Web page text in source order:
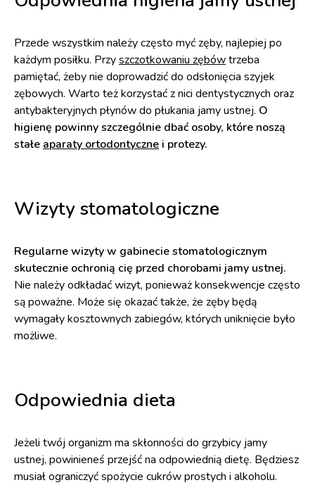
Przede wszystkim należy często myć zęby, najlepiej po
każdym posiłku. Przyszczotkowaniu zębówtrzeba
pamiętać, żeby nie doprowadzić do odsłonięcia szyjek
zębowych. Warto też korzystać z nici dentystycznych oraz
antybakteryjnych płynów do płukania jamy ustnej. O
higienę powinny szczególnie dbać osoby, które noszą
stałe aparaty ortodontyczne i protezy.
Wizyty stomatologiczne
Regularne wizyty w gabinecie stomatologicznym
skutecznie ochronią cię przed chorobami jamy ustnej.
Nie należy odkładać wizyt, ponieważ konsekwencje często
są poważne. Może się okazać także, że zęby będą
wymagały kosztownych zabiegów, których uniknięcie było
możliwe.
Odpowiednia dieta
Jeżeli twój organizm ma skłonności do grzybicy jamy
ustnej, powinieneś przejść na odpowiednią dietę. Będziesz
musiał ograniczyć spożycie cukrów prostych i alkoholu.